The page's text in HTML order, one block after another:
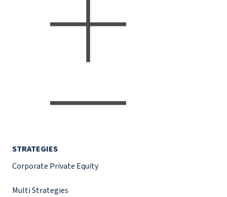
STRATEGIES
Corporate Private Equity
Multi Strategies